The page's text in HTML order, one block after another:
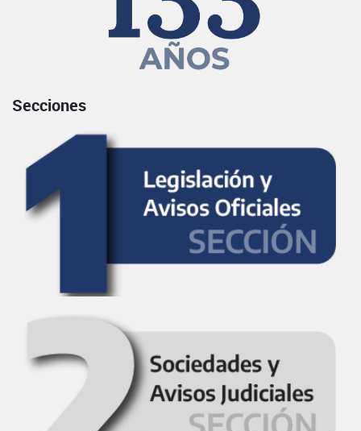
Secciones